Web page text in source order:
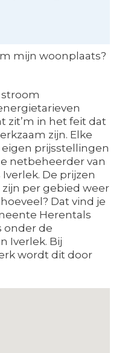
mijn woonplaats?
stroom
zit’m in het feit dat
zijn. Elke
prijsstellingen
netbeheerder van
De prijzen
per gebied weer
Dat vind je
Herentals
onder de
Iverlek. Bij
wordt dit door